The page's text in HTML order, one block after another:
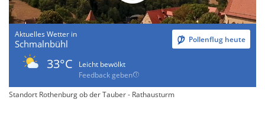
Aktuelles Wetter in
Schmalnbühl Pollenflug heute
33°C
Leicht bewölkt
Feedback geben
Standort Rothenburg ob der Tauber - Rathausturm